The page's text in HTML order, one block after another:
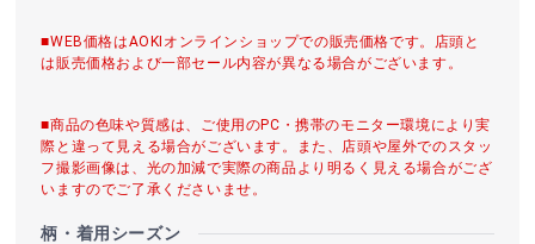
■WEB価格はAOKIオンラインショップでの販売価格です。店頭と
は販売価格および一部セール内容が異なる場合がございます。
■商品の色味や質感は、ご使用のPC・携帯のモニター環境により実
際と違って見える場合がございます。また、店頭や屋外でのスタッ
フ撮影画像は、光の加減で実際の商品より明るく見える場合がござ
いますのでご了承くださいませ。
柄・着用シーズン